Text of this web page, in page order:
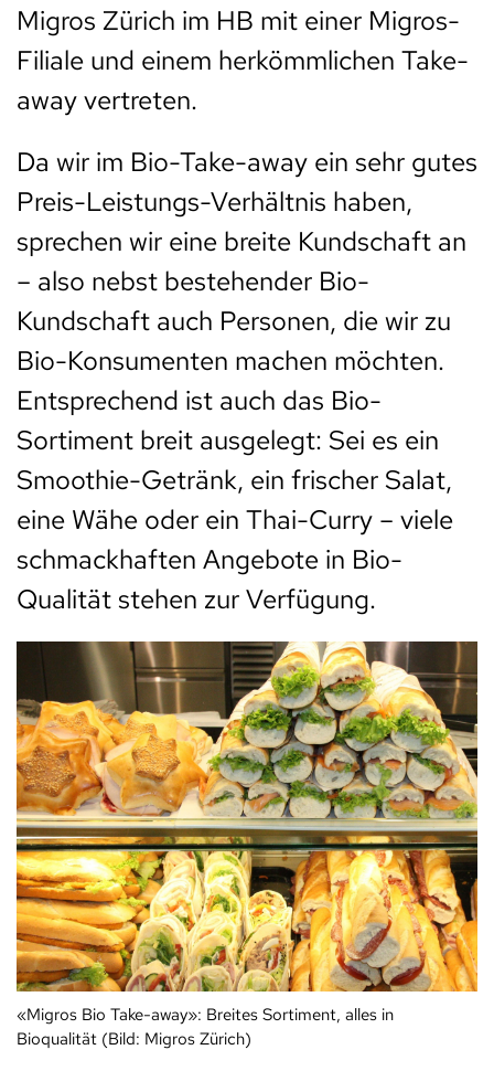
Migros Zürich im HB mit einer Migros-
Filiale und einem herkömmlichen Take-
away vertreten.
Da wir im Bio-Take-away ein sehr gutes
Preis-Leistungs-Verhältnis haben,
sprechen wir eine breite Kundschaft an
– also nebst bestehender Bio-
Kundschaft auch Personen, die wir zu
Bio-Konsumenten machen möchten.
Entsprechend ist auch das Bio-
Sortiment breit ausgelegt: Sei es ein
Smoothie-Getränk, ein frischer Salat,
eine Wähe oder ein Thai-Curry – viele
schmackhaften Angebote in Bio-
Qualität stehen zur Verfügung.
«Migros Bio Take-away»: Breites Sortiment, alles in
Bioqualität (Bild: Migros Zürich)